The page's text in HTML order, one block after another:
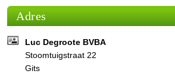
Adres
Luc Degroote BVBA
Stoomtuigstraat 22
Gits